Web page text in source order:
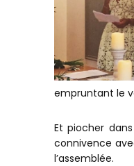
empruntant le
Et piocher
connivence
l’assemblée.